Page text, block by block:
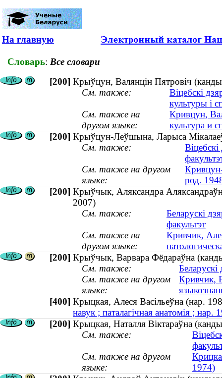
На главную
Словарь: Все словари
[200] Крыўцун, Валянцін Пятровіч
См. также:
Віцебскі
культуры і
См. также на
другом языке:
Кривцун,
культура и
[200] Крыўцун-Леўшына, Ларыса
См. также:
См. также на другом
языке:
род.
[200] Крыўчык, Аляксандра
2007)
См. также:
Беларускі
факультэт
См. также на
другом языке:
Кривчик,
[200] Крыўчык, Варвара Фёдараўна
См. также:
Беларускі
См. также на другом
языке:
Кривчик,
[400] Крыцкая, Алеся Васільеўна (нар.
навук ; паталагічная анатомія ; нар.
[200] Крыцкая, Наталля Віктараўна
См. также:
См. также на другом
языке:
1974)